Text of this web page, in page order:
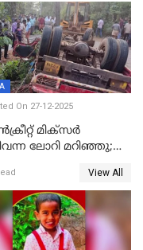
On 27-12-2025
മിക്‌സര്‍
ലോറി മറിഞ്ഞു;
കണ്ണൂരിൽ
View All